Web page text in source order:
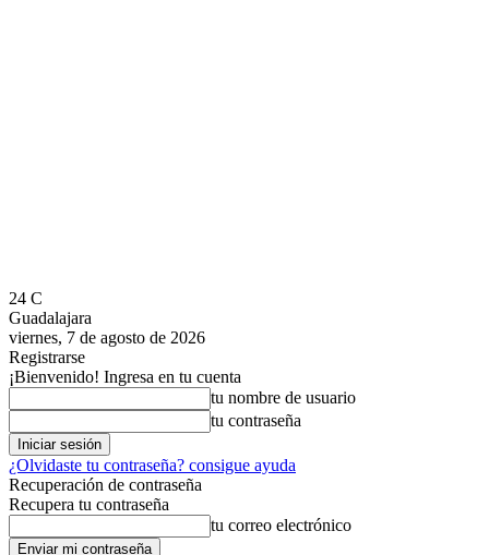
24 C
Guadalajara
viernes, 7 de agosto de 2026
Registrarse
¡Bienvenido! Ingresa en tu cuenta
tu nombre de usuario
tu contraseña
¿Olvidaste tu contraseña? consigue ayuda
Recuperación de contraseña
Recupera tu contraseña
tu correo electrónico